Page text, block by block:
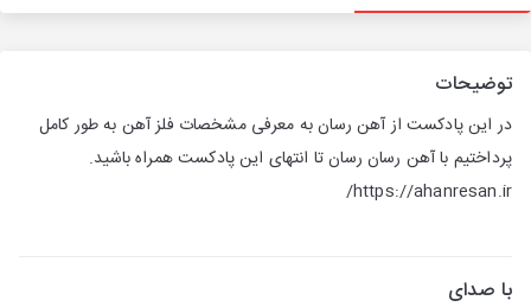
توضیحات
در این پادکست از آهن رسان به معرفی مشخصات فلز آهن به طور کامل
پرداختیم با آهن رسان رسان تا انتهای این پادکست همراه باشید.
https://ahanresan.ir/
با صدای